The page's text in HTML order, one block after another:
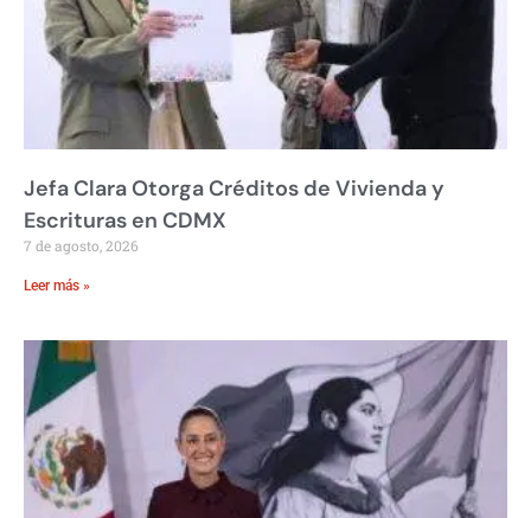
Jefa Clara Otorga Créditos de Vivienda y
Escrituras en CDMX
7 de agosto, 2026
Leer más »